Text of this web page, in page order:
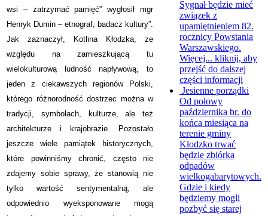
wsi – zatrzymać pamięć” wygłosił mgr
Henryk Dumin – etnograf, badacz kultury”.
Jak zaznaczył, Kotlina Kłodzka, ze
względu na zamieszkującą tu
wielokulturową ludność napływową, to
jeden z ciekawszych regionów Polski,
którego różnorodność dostrzec można w
tradycji, symbolach, kulturze, ale też
architekturze i krajobrazie. Pozostało
jeszcze wiele pamiątek historycznych,
które powinniśmy chronić, często nie
zdajemy sobie sprawy, że stanowią nie
tylko wartość sentymentalną, ale
odpowiednio wyeksponowane mogą
Sygnał będzie mieć
związek z
upamiętnieniem 82.
rocznicy Powstania
Warszawskiego.
Więcej... kliknij, aby
przejść do dalszej
części informacji
Jesienne porządki
Od połowy
października br. do
końca miesiąca na
terenie gminy
Kłodzko trwać
będzie zbiórka
odpadów
wielkogabarytowych.
Gdzie i kiedy
będziemy mogli
pozbyć się starej